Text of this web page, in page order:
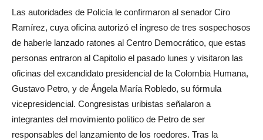
Las autoridades de Policía le confirmaron al senador Ciro
Ramírez, cuya oficina autorizó el ingreso de tres sospechosos
de haberle lanzado ratones al Centro Democrático, que estas
personas entraron al Capitolio el pasado lunes y visitaron las
oficinas del excandidato presidencial de la Colombia Humana,
Gustavo Petro, y de Ángela María Robledo, su fórmula
vicepresidencial. Congresistas uribistas señalaron a
integrantes del movimiento político de Petro de ser
responsables del lanzamiento de los roedores. Tras la